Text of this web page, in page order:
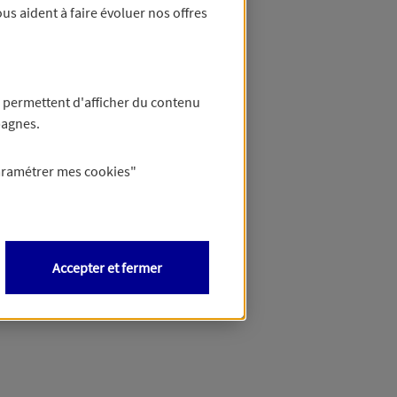
?
aident à faire évoluer nos offres
d'afficher du contenu
mes cookies"
Accepter et fermer